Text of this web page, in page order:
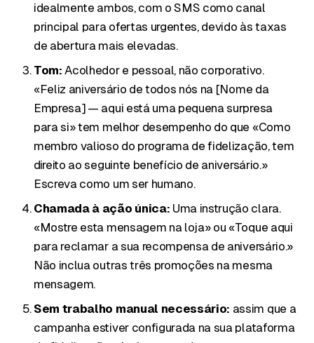
idealmente ambos, com o SMS como canal
principal para ofertas urgentes, devido às taxas
de abertura mais elevadas.
Tom: Acolhedor e pessoal, não corporativo.
«Feliz aniversário de todos nós na [Nome da
Empresa] — aqui está uma pequena surpresa
para si» tem melhor desempenho do que «Como
membro valioso do programa de fidelização, tem
direito ao seguinte benefício de aniversário.»
Escreva como um ser humano.
Chamada à ação única: Uma instrução clara.
«Mostre esta mensagem na loja» ou «Toque aqui
para reclamar a sua recompensa de aniversário.»
Não inclua outras três promoções na mesma
mensagem.
Sem trabalho manual necessário: assim que a
campanha estiver configurada na sua plataforma